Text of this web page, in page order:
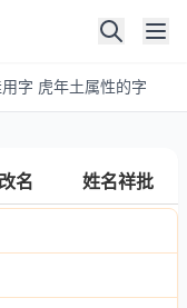
字 虎年土属性的字
名 姓名祥批